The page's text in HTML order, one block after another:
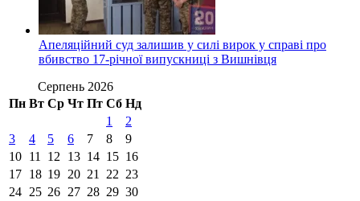
Апеляційний суд залишив у силі вирок у справі про
вбивство 17-річної випускниці з Вишнівця
Серпень 2026
Пн Вт Ср Чт Пт Сб Нд
1
2
3
4 5 6 7 8
9
10 11 12 13 14 15 16
17 18 19 20 21 22 23
24 25 26 27 28 29 30